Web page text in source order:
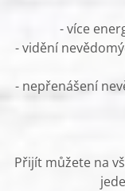
- více
- vidění
- nepřenášení
Přijít můžete na